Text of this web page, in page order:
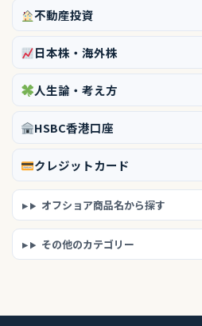
不動産投資
日本株・海外株
人生論・考え方
HSBC香港口座
クレジットカード
オフショア商品名から探す
その他のカテゴリー